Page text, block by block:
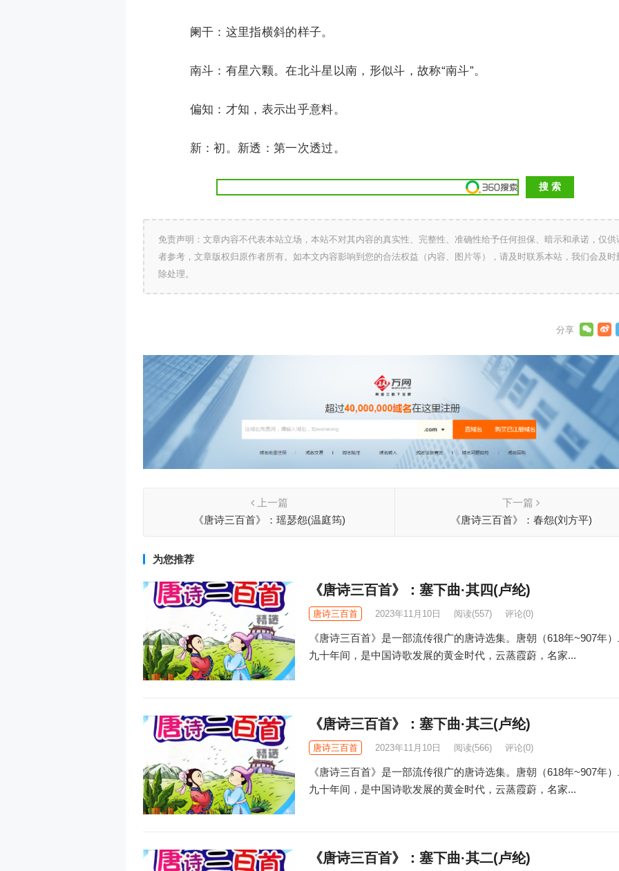
阑干：这里指横斜的样子。
南斗：有星六颗。在北斗星以南，形似斗，故称“南斗”。
偏知：才知，表示出乎意料。
新：初。新透：第一次透过。
免责声明：文章内容不代表本站立场，本站不对其内容的真实性、完整性、准确性给予任何担保、暗示和承诺，仅供
者参考，文章版权归原作者所有。如本文内容影响到您的合法权益（内容、图片等），请及时联系本站，我们会及时
除处理。
上一篇
《唐诗三百首》：瑶瑟怨(温庭筠)
下一篇
《唐诗三百首》：春怨(刘方平)
为您推荐
《唐诗三百首》：塞下曲·其四(卢纶)
唐诗三百首 2023年11月10日 阅读(557) 评论(0)
《唐诗三百首》是一部流传很广的唐诗选集。唐朝（618年~907年
九十年间，是中国诗歌发展的黄金时代，云蒸霞蔚，名家...
《唐诗三百首》：塞下曲·其三(卢纶)
唐诗三百首 2023年11月10日 阅读(566) 评论(0)
《唐诗三百首》是一部流传很广的唐诗选集。唐朝（618年~907年
九十年间，是中国诗歌发展的黄金时代，云蒸霞蔚，名家...
《唐诗三百首》：塞下曲·其二(卢纶)